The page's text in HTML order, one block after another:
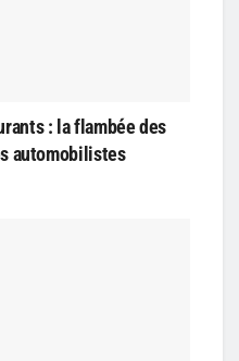
: la flambée des
automobilistes